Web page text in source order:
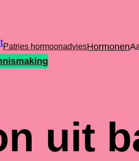
Patries hormoonadviesHormonen
uit